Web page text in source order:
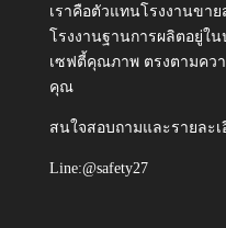
เราคือตัวแทนโรงงานขาย
โรงงานฐานการผลิตอยู่ใ
เซฟตี้คุณภาพ ตรงตามคว
คุณ
สนใจสอบถามและรายละเ
Line:@safety27